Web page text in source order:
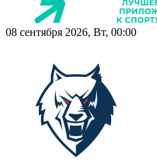
08 сентября 2026, Вт, 00:00